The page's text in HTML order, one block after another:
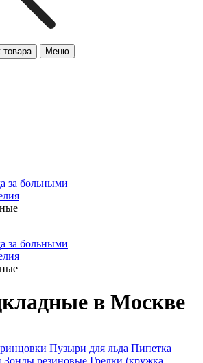
Меню
за больными
за больными
в Москве
Пузыри для льда Пипетка
Зонды резиновые Грелки (кружка